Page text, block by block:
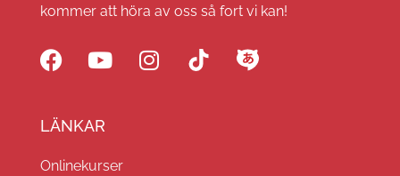
kommer att höra av oss så fort vi kan!
LÄNKAR
Onlinekurser